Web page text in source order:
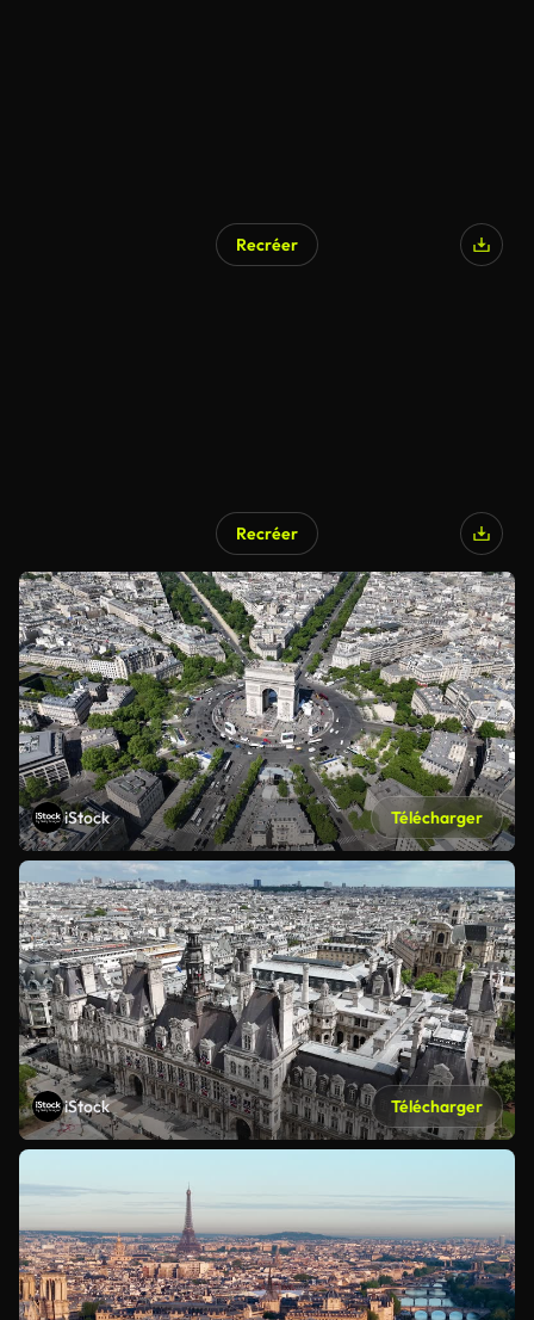
Recréer
Recréer
iStock Télécharger
iStock Télécharger